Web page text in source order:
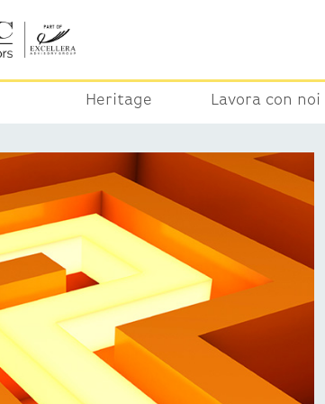
Heritage Lavora con noi